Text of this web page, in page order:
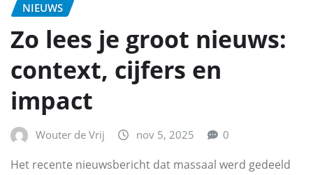
NIEUWS
Zo lees je groot nieuws:
context, cijfers en
impact
Wouter de Vrij nov 5, 2025 0
Het recente nieuwsbericht dat massaal werd gedeeld